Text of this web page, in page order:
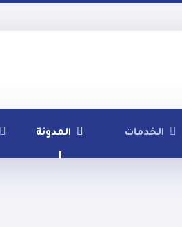
الخدمات المدونة